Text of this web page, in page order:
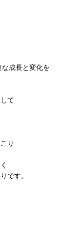
成長と変化を
て
り
です。